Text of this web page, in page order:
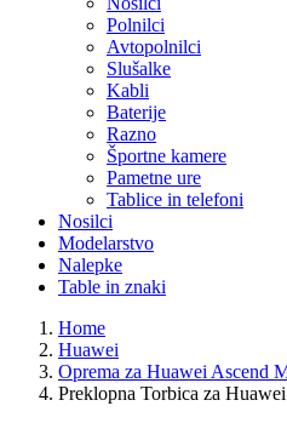
Polnilci
Avtopolnilci
Slušalke
Kabli
Baterije
Razno
Športne kamere
Pametne ure
Tablice in telefoni
Nosilci
Modelarstvo
Nalepke
Table in znaki
Home
Huawei
Oprema za Huawei Ascend
Preklopna Torbica za